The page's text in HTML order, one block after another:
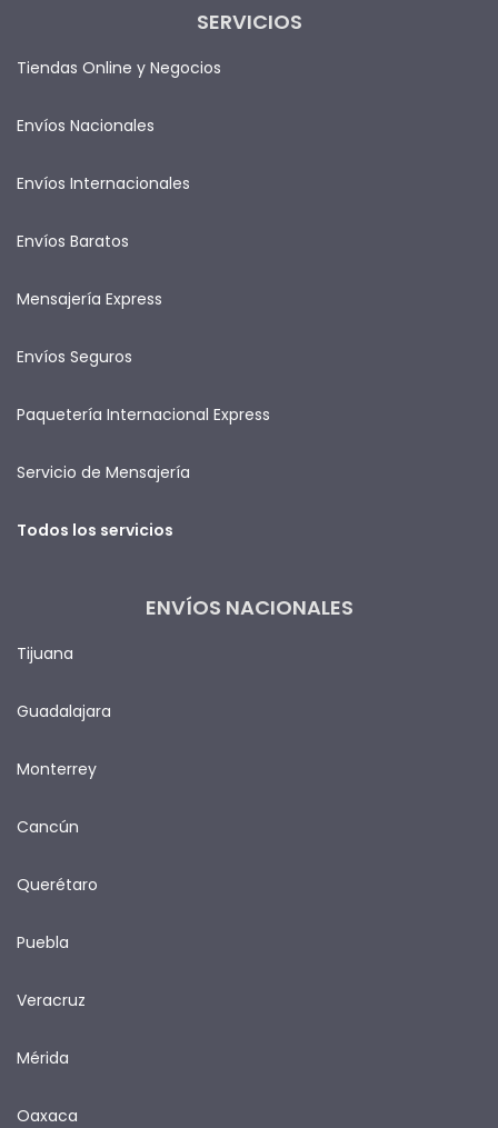
SERVICIOS
Tiendas Online y Negocios
Envíos Nacionales
Envíos Internacionales
Envíos Baratos
Mensajería Express
Envíos Seguros
Paquetería Internacional Express
Servicio de Mensajería
Todos los servicios
ENVÍOS NACIONALES
Tijuana
Guadalajara
Monterrey
Cancún
Querétaro
Puebla
Veracruz
Mérida
Oaxaca